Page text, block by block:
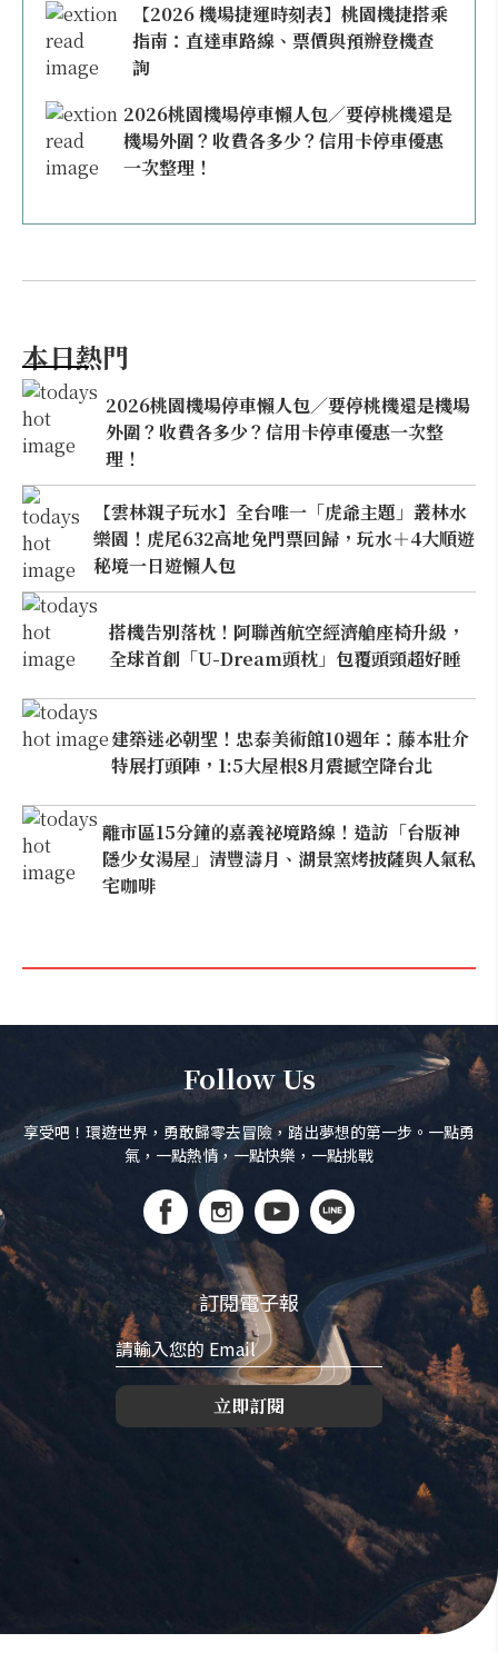
【2026 機場捷運時刻表】桃園機捷搭乘
指南：直達車路線、票價與預辦登機查
詢
2026桃園機場停車懶人包／要停桃機還是
機場外圍？收費各多少？信用卡停車優惠
一次整理！
本日熱門
2026桃園機場停車懶人包／要停桃機還是機場
外圍？收費各多少？信用卡停車優惠一次整
理！
【雲林親子玩水】全台唯一「虎爺主題」叢林水
樂園！虎尾632高地免門票回歸，玩水＋4大順遊
秘境一日遊懶人包
搭機告別落枕！阿聯酋航空經濟艙座椅升級，
全球首創「U-Dream頭枕」包覆頭頸超好睡
建築迷必朝聖！忠泰美術館10週年：藤本壯介
特展打頭陣，1:5大屋根8月震撼空降台北
離市區15分鐘的嘉義祕境路線！造訪「台版神
隱少女湯屋」清豐濤月、湖景窯烤披薩與人氣私
宅咖啡
Follow Us
享受吧！環遊世界，勇敢歸零去冒險，踏出夢想的第一步。一點勇
氣，一點熱情，一點快樂，一點挑戰
訂閱電子報
立即訂閱